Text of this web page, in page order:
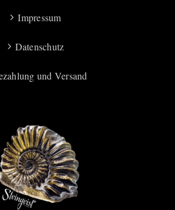
Impressum
Datenschutz
und Versand